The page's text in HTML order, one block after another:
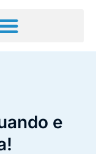
e